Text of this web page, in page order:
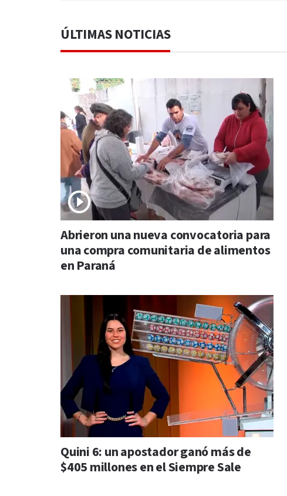
ÚLTIMAS NOTICIAS
Abrieron una nueva convocatoria para
una compra comunitaria de alimentos
en Paraná
Quini 6: un apostador ganó más de
$405 millones en el Siempre Sale